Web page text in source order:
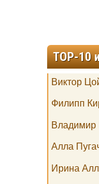
TOP-10
Виктор
Филипп
Владимир
Алла
Ирина